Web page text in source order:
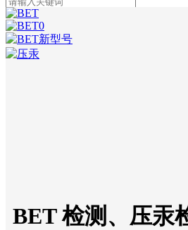
活
动
公
司
联
넙
我
的
注册
BET 检测、压汞